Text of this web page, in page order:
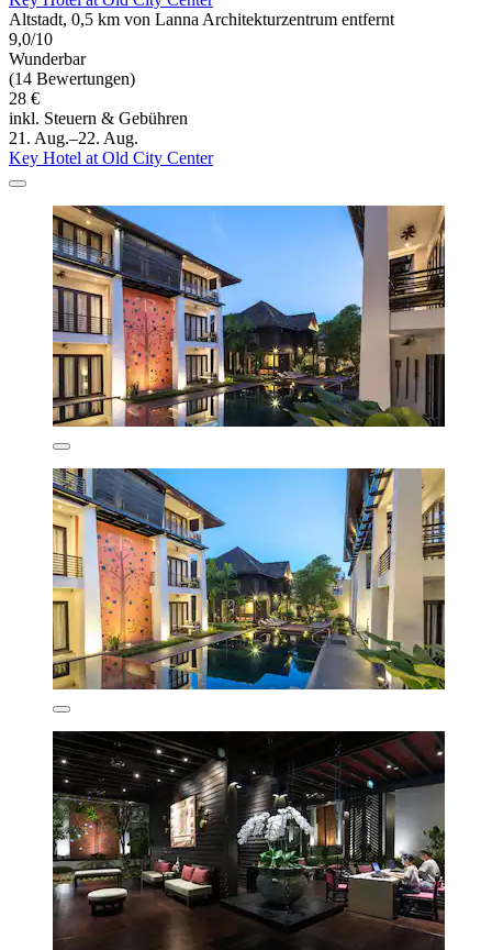
Altstadt, 0,5 km von Lanna Architekturzentrum entfernt
9,0/10
Wunderbar
(14 Bewertungen)
28 €
inkl. Steuern & Gebühren
21. Aug.–22. Aug.
Key Hotel at Old City Center